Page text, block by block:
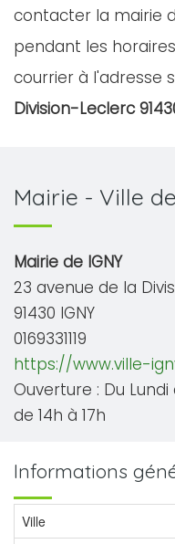
contacter la mairie
pendant les
courrier à l'adresse
Division-Leclerc
Mairie - Ville
Mairie de IGNY
23 avenue de la
91430 IGNY
0169331119
https://www.ville-
Ouverture : Du
de 14h à 17h
Informations
Ville